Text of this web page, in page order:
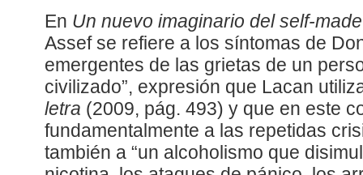
En Un nuevo imaginario del self-
Assef se refiere a los síntomas de
emergentes de las grietas de un
civilizado”, expresión que Lacan
letra (2009, pág. 493) y que en este
fundamentalmente a las repetidas
también a “un alcoholismo que